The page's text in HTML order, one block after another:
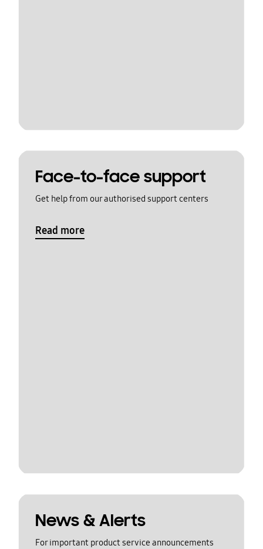
Face-to-face support
Get help from our authorised support centers
Read more
News & Alerts
For important product service announcements